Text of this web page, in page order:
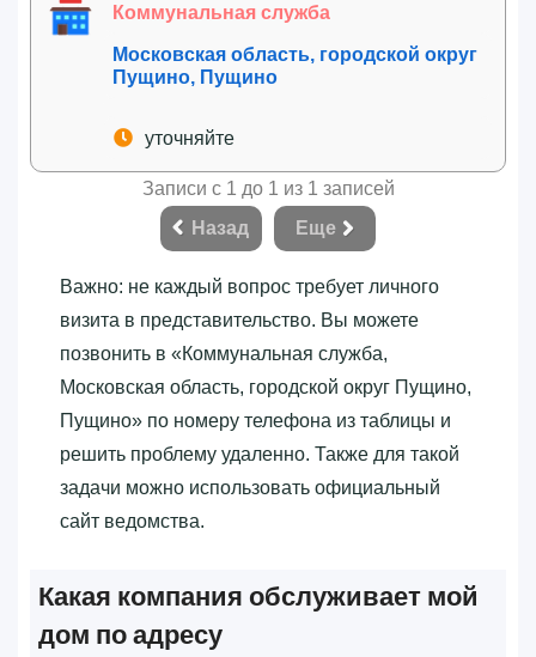
Коммунальная служба
Московская область, городской округ
Пущино, Пущино
уточняйте
Записи с 1 до 1 из 1 записей
Назад
Еще
Важно: не каждый вопрос требует личного
визита в представительство. Вы можете
позвонить в «‎Коммунальная служба,
Московская область, городской округ Пущино,
Пущино»‎ по номеру телефона из таблицы и
решить проблему удаленно. Также для такой
задачи можно использовать официальный
сайт ведомства.
Какая компания обслуживает мой
дом по адресу